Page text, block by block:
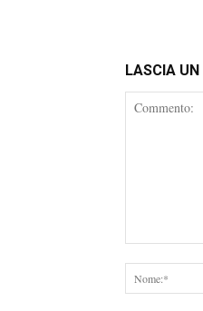
LASCIA